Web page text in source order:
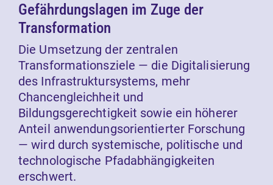
Gefährdungslagen im Zuge der
Transformation
Die Umsetzung der zentralen
Transformationsziele — die Digitalisierung
des Infrastruktursystems, mehr
Chancengleichheit und
Bildungsgerechtigkeit sowie ein höherer
Anteil anwendungsorientierter Forschung
— wird durch systemische, politische und
technologische Pfadabhängigkeiten
erschwert.